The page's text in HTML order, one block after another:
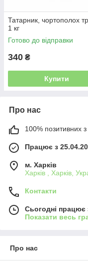
Татарник, чортополох
1 кг
Готово до відправки
340 ₴
Купити
Про нас
100% позитивних з
Працює з
м. Харків
Харків , Харків,
Контакти
Сьогодні працює
Показати весь
Про нас